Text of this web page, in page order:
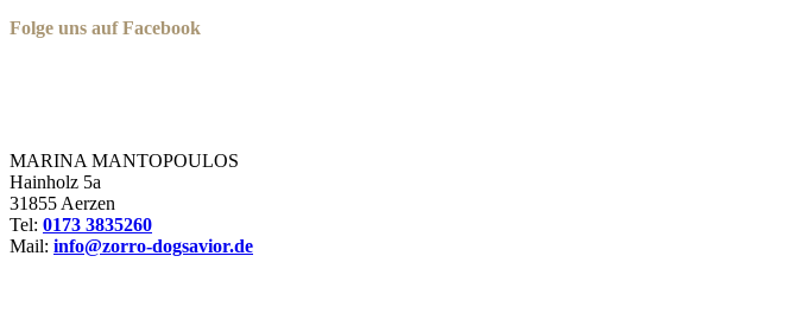
Folge uns auf Facebook
MARINA MANTOPOULOS
Hainholz 5a
31855 Aerzen
Tel: 0173 3835260
Mail: info@zorro-dogsavior.de